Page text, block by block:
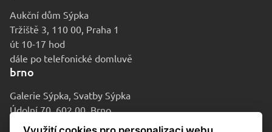
Aukční dům Sýpka
Tržiště 3, 110 00, Praha 1
út 10-17 hod
dále po telefonické domluvě
brno
Galerie Sýpka, Svatby Sýpka
Údolní 70, 602 00, Brno
po-pá 9-16 hod